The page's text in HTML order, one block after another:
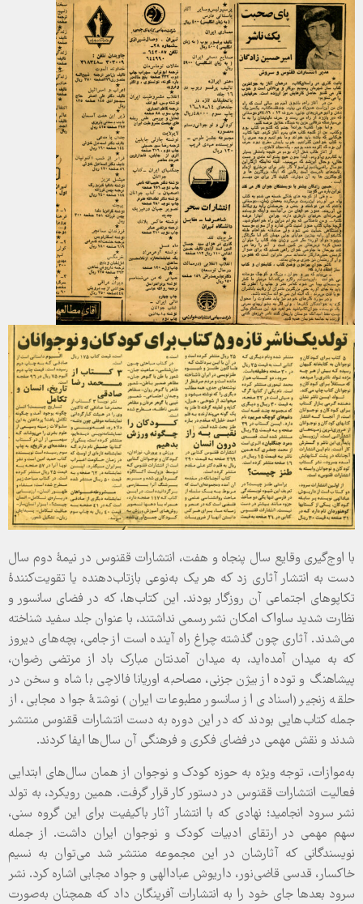
با اوج‌گیری وقایع سال پنجاه و هفت، انتشارات ققنوس در نیمۀ دوم سال
دست به انتشار آثاری زد که هر یک به‌نوعی بازتاب‌دهنده یا تقویت‌کنندۀ
تکاپوهای اجتماعی آن روزگار بودند. این کتاب‌ها، که در فضای سانسور و
نظارت شدید ساواک امکان نشر رسمی نداشتند، با عنوان جلد سفید شناخته
می‌شدند. آثاری چون گذشته چراغ راه آینده است از جامی، بچه‌های دیروز
که به میدان آمده‌اید، به میدان آمدنتان مبارک باد از مرتضی رضوان،
پیشاهنگ و توده از بیژن جزنی، مصاحبه اوریانا فالاچی با شاه و سخن در
حلقه زنجیر (اسنادی از سانسور مطبوعات ایران) نوشتۀ جواد مجابی، از
جمله کتاب‌هایی بودند که در این دوره به دست انتشارات ققنوس منتشر
شدند و نقش مهمی در فضای فکری و فرهنگی آن سال‌ها ایفا کردند.
به‌موازات، توجه ویژه به حوزه کودک و نوجوان از همان سال‌های ابتدایی
فعالیت انتشارات ققنوس در دستور کار قرار گرفت. همین رویکرد، به تولد
نشر سرود انجامید؛ نهادی که با انتشار آثار باکیفیت برای این گروه سنی،
سهم مهمی در ارتقای ادبیات کودک و نوجوان ایران داشت. از جمله
نویسندگانی که آثارشان در این مجموعه منتشر شد می‌توان به نسیم
خاکسار، قدسی قاضی‌نور، داریوش عبادالهی و جواد مجابی اشاره کرد. نشر
سرود بعدها جای خود را به انتشارات آفرینگان داد که همچنان به‌صورت